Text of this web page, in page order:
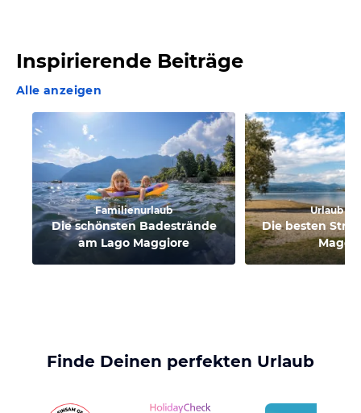
Inspirierende Beiträge
Alle anzeigen
Familienurlaub
Die schönsten Badestrände
am Lago Maggiore
Urlaub
Die besten
Finde Deinen perfekten Urlaub